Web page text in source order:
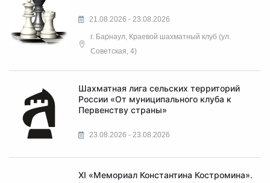
21.08.2026 - 23.08.2026
г. Барнаул, Краевой шахматный клуб (ул.
Советская, 4)
Шахматная лига сельских территорий
России «От муниципального клуба к
Первенству страны»
23.08.2026 - 23.08.2026
XI «Мемориал Константина Костромина».